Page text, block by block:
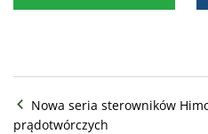
Nowa seria sterowników
prądotwórczych
Niezbędne